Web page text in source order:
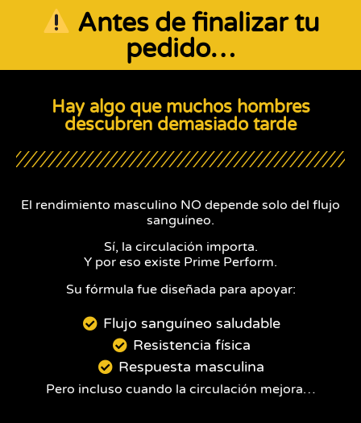
Antes de finalizar tu
pedido…
Hay algo que muchos hombres
descubren demasiado tarde
El rendimiento masculino NO depende solo del flujo
sanguíneo.
Sí, la circulación importa.
Y por eso existe Prime Perform.
Su fórmula fue diseñada para apoyar:
Flujo sanguíneo saludable
Resistencia física
Respuesta masculina
Pero incluso cuando la circulación mejora…